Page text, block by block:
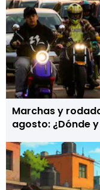
Marchas y
agosto: ¿Dónde